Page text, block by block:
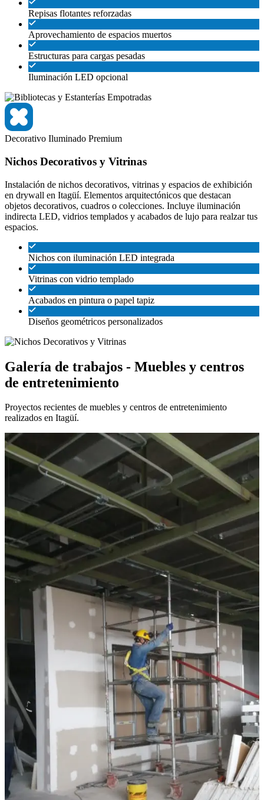
Repisas flotantes reforzadas
Aprovechamiento de espacios muertos
Estructuras para cargas pesadas
Iluminación LED opcional
Decorativo Iluminado Premium
Nichos Decorativos y Vitrinas
Instalación de nichos decorativos, vitrinas y espacios de exhibición
en drywall en Itagüí. Elementos arquitectónicos que destacan
objetos decorativos, cuadros o colecciones. Incluye iluminación
indirecta LED, vidrios templados y acabados de lujo para realzar tus
espacios.
Nichos con iluminación LED integrada
Vitrinas con vidrio templado
Acabados en pintura o papel tapiz
Diseños geométricos personalizados
Galería de trabajos - Muebles y centros
de entretenimiento
Proyectos recientes de muebles y centros de entretenimiento
realizados en Itagüí.